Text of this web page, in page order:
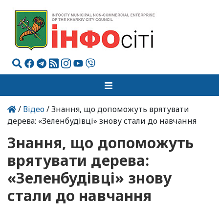
/ Відео/ Знання, що допоможуть врятувати
дерева: «Зеленбудівці» знову стали до навчання
Знання, що допоможуть
врятувати дерева:
«Зеленбудівці» знову
стали до навчання